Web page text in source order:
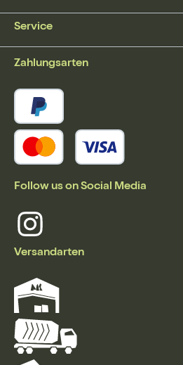
Service
Zahlungsarten
Follow us on Social Media
Versandarten